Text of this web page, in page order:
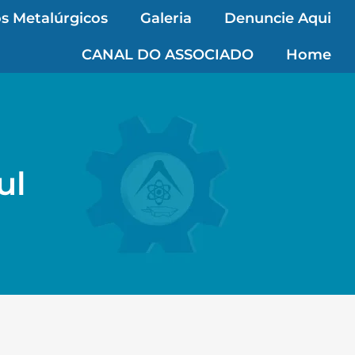
Metalúrgicos Galeria Denuncie Aqui
CANAL DO ASSOCIADO Home